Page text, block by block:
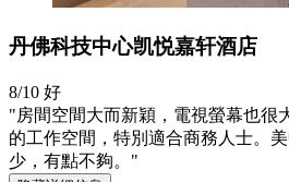
丹佛科技中心凯悦嘉轩酒店
8/10 好
"房間空間大而新穎，電視螢幕也很
的工作空間，特別適合商務人士。
少，有點不夠。"